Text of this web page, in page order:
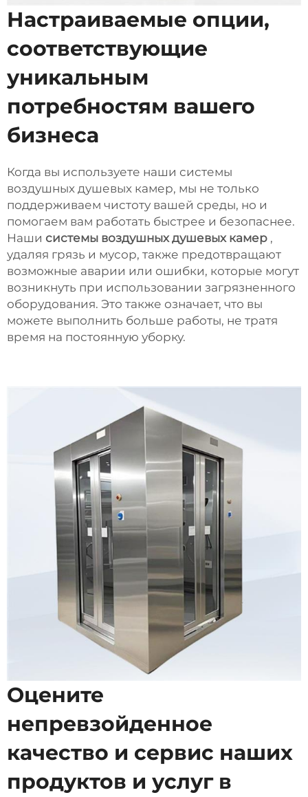
Настраиваемые опции,
соответствующие
уникальным
потребностям вашего
бизнеса
Когда вы используете наши системы
воздушных душевых камер, мы не только
поддерживаем чистоту вашей среды, но и
помогаем вам работать быстрее и безопаснее.
Наши системы воздушных душевых камер ,
удаляя грязь и мусор, также предотвращают
возможные аварии или ошибки, которые могут
возникнуть при использовании загрязненного
оборудования. Это также означает, что вы
можете выполнить больше работы, не тратя
время на постоянную уборку.
Оцените
непревзойденное
качество и сервис наших
продуктов и услуг в